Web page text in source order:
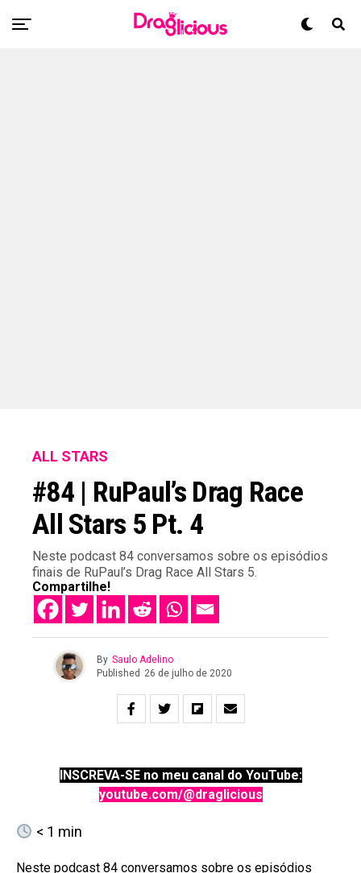
ALL STARS
#84 | RuPaul’s Drag Race
All Stars 5 Pt. 4
Neste podcast 84 conversamos sobre os episódios
finais de RuPaul’s Drag Race All Stars 5.
Compartilhe!
By Saulo Adelino
Published 26 de julho de 2020
INSCREVA-SE no meu canal do YouTube:
youtube.com/@draglicious
< 1 min
Neste podcast 84 conversamos sobre os episódios